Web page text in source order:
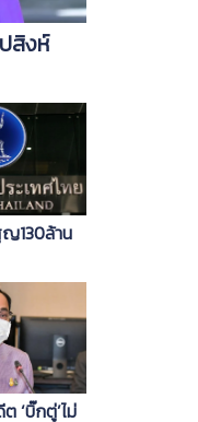
สิงห์
130ล้าน
‘บิ๊กตู่’ไม่